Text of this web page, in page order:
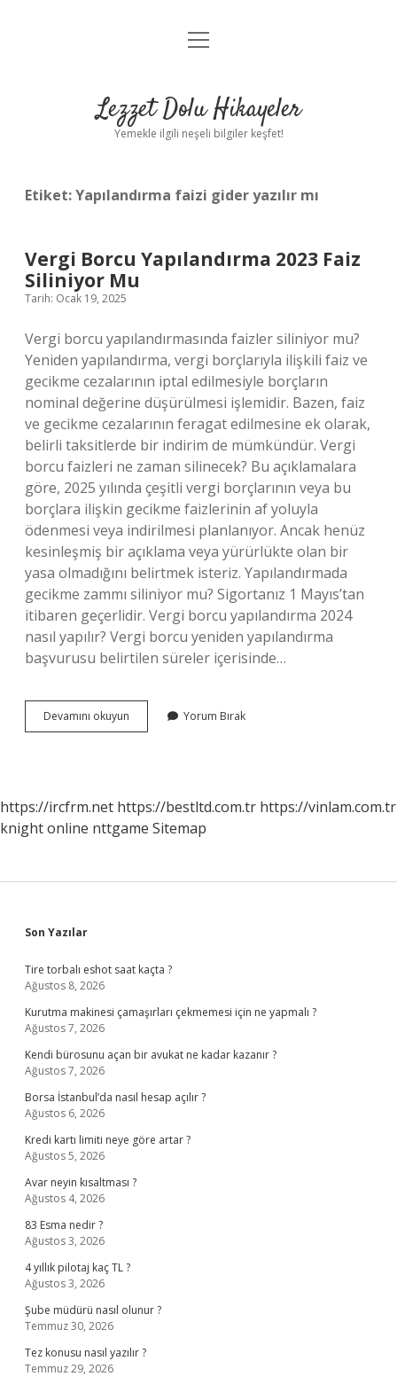
Anasayfa
Yasal Uyarı
menüyü
Lezzet Dolu Hikayeler
Yemekle ilgili neşeli bilgiler keşfet!
Etiket:Yapılandırma faizi gider yazılır mı
Vergi Borcu Yapılandırma 2023 Faiz
Siliniyor Mu
Tarih: Ocak 19, 2025
Vergi borcu yapılandırmasında faizler siliniyor mu?
Yeniden yapılandırma, vergi borçlarıyla ilişkili faiz ve
gecikme cezalarının iptal edilmesiyle borçların
nominal değerine düşürülmesi işlemidir. Bazen, faiz
ve gecikme cezalarının feragat edilmesine ek olarak,
belirli taksitlerde bir indirim de mümkündür. Vergi
borcu faizleri ne zaman silinecek? Bu açıklamalara
göre, 2025 yılında çeşitli vergi borçlarının veya bu
borçlara ilişkin gecikme faizlerinin af yoluyla
ödenmesi veya indirilmesi planlanıyor. Ancak henüz
kesinleşmiş bir açıklama veya yürürlükte olan bir
yasa olmadığını belirtmek isteriz. Yapılandırmada
gecikme zammı siliniyor mu? Sigortanız 1 Mayıs’tan
itibaren geçerlidir. Vergi borcu yapılandırma 2024
nasıl yapılır? Vergi borcu yeniden yapılandırma
başvurusu belirtilen süreler içerisinde…
Devamını okuyun
Borcu
Mu
Yorum Bırak
https://ircfrm.net https://bestltd.com.tr https://vinlam.com.tr
knight online nttgame Sitemap
Sidebar
Son Yazılar
Tire torbalı eshot saat kaçta ?
Ağustos 8, 2026
Kurutma makinesi çamaşırları çekmemesi için ne yapmalı ?
Ağustos 7, 2026
Kendi bürosunu açan bir avukat ne kadar kazanır ?
Ağustos 7, 2026
Borsa İstanbul’da nasıl hesap açılır ?
Ağustos 6, 2026
Kredi kartı limiti neye göre artar ?
Ağustos 5, 2026
Avar neyin kısaltması ?
Ağustos 4, 2026
83 Esma nedir ?
Ağustos 3, 2026
4 yıllık pilotaj kaç TL ?
Ağustos 3, 2026
Şube müdürü nasıl olunur ?
Temmuz 30, 2026
Tez konusu nasıl yazılır ?
Temmuz 29, 2026